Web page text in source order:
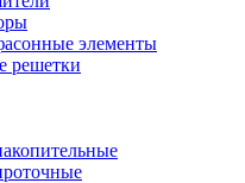
элементы
решетки